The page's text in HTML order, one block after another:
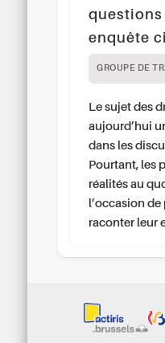
questions
enquête
GROUPE DE
Le sujet des
aujourd’hui
dans les
Pourtant, les
réalités au
l’occasion
raconter leur